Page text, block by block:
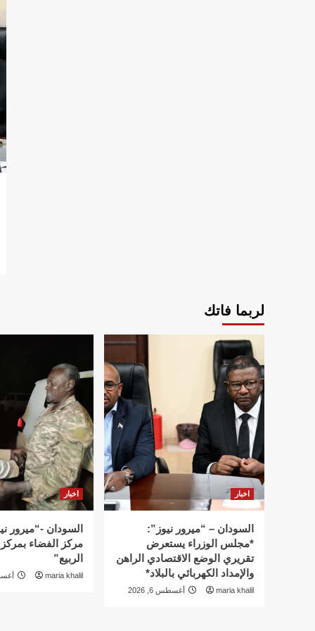
لربما فاتك
اخبار
السودان – “ميرور نيوز”:
*مجلس الوزراء يستعرض
تقريري الوضع الاقتصادي الراهن
والإمداد الكهربائي بالبلاد*
maria khalil أغسطس 6, 2026
اخبار
السودان -“ميرور
مركز الفضاء
الربيع”
maria khalil